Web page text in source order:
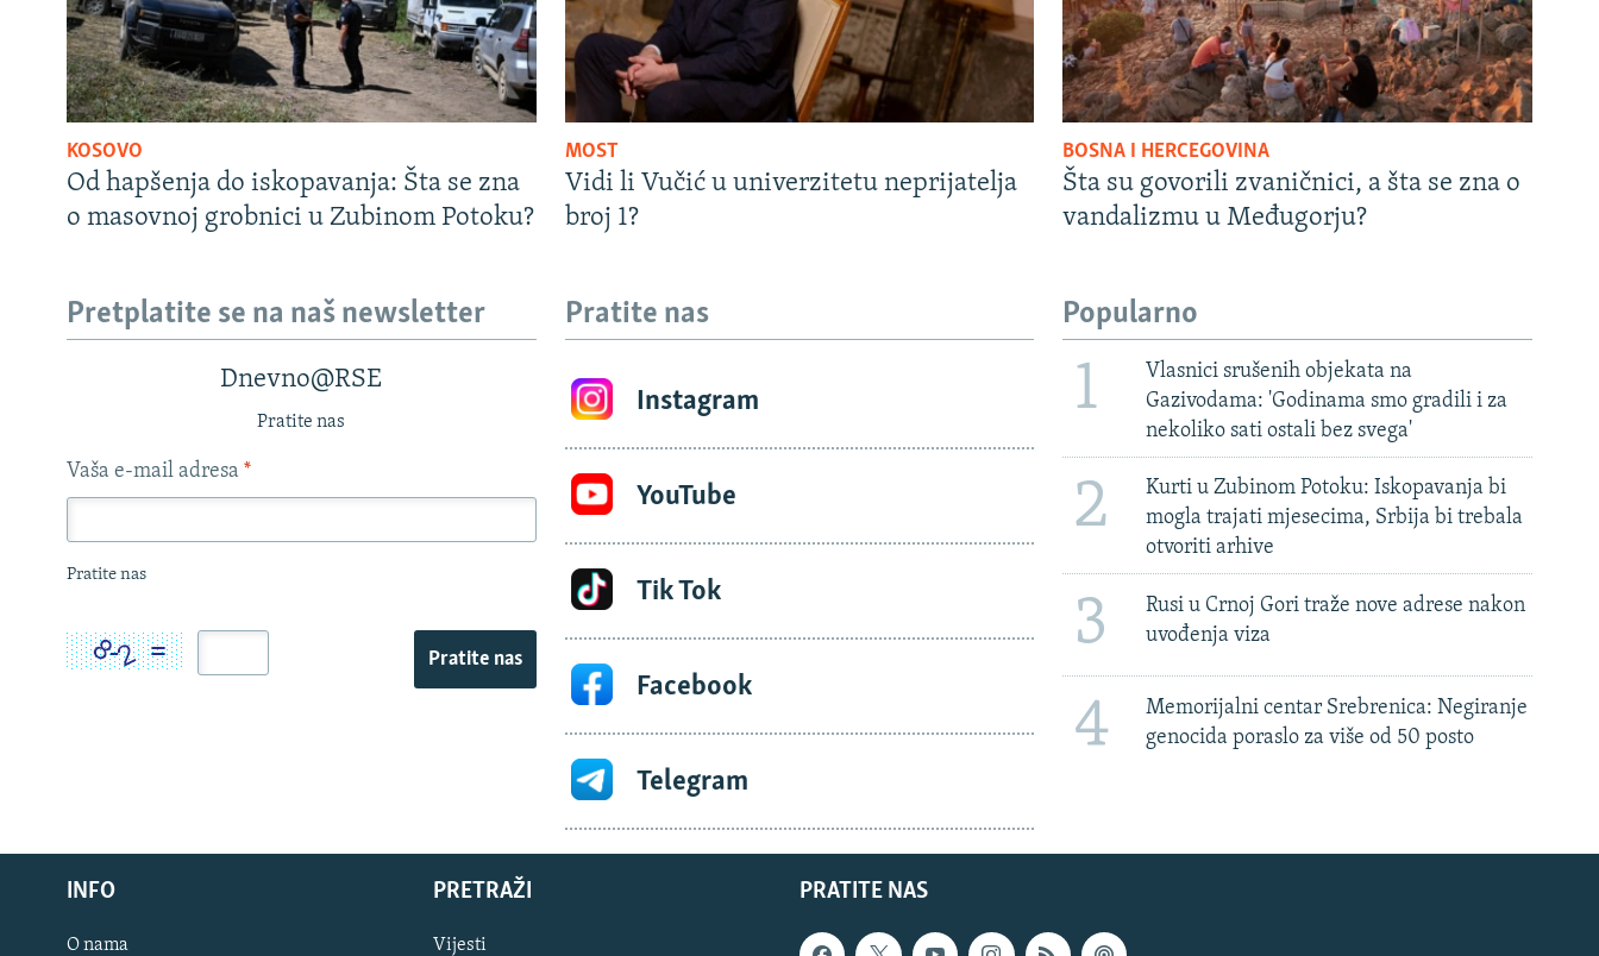
KOSOVO
Od hapšenja do iskopavanja: Šta se zna
o masovnoj grobnici u Zubinom Potoku?
MOST
Vidi li Vučić u univerzitetu neprijatelja
broj 1?
BOSNA I HERCEGOVINA
Šta su govorili zvaničnici, a šta se zna o
vandalizmu u Međugorju?
Pretplatite se na naš newsletter
Dnevno@RSE
Pratite nas
Vaša e-mail adresa *
Pratite nas
Pratite nas
Pratite nas
Instagram
YouTube
Tik Tok
Facebook
Telegram
Popularno
1
Vlasnici srušenih objekata na
Gazivodama: 'Godinama smo gradili i za
nekoliko sati ostali bez svega'
2
Kurti u Zubinom Potoku: Iskopavanja bi
mogla trajati mjesecima, Srbija bi trebala
otvoriti arhive
3
Rusi u Crnoj Gori traže nove adrese nakon
uvođenja viza
4
Memorijalni centar Srebrenica: Negiranje
genocida poraslo za više od 50 posto
PRATITE NAS
INFO
O nama
PRETRAŽI
Vijesti